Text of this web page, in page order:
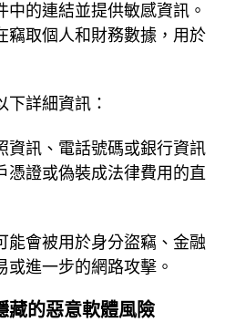
中的連結並提供敏感資訊。
竊取個人和財務數據，用於
下詳細資訊：
資訊、電話號碼或銀行資訊
憑證或偽裝成法律費用的直
能會被用於身分盜竊、金融
進一步的網路攻擊。
藏的惡意軟體風險